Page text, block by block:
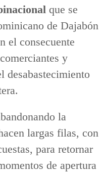
que se
de Dajabón
el consecuente
y
desabastecimiento
la
largas filas, con
para retornar
de apertura